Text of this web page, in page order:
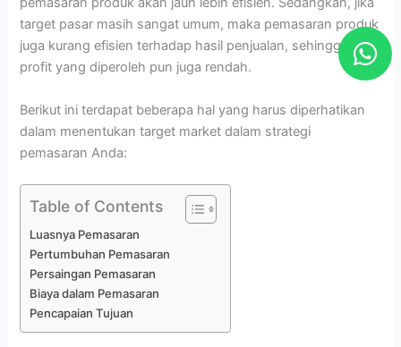
target pasar masih sangat umum, maka pemasaran produk
juga kurang efisien terhadap hasil penjualan, sehingga
profit yang diperoleh pun juga rendah.
Berikut ini terdapat beberapa hal yang harus diperhatikan
dalam menentukan target market dalam strategi
pemasaran Anda:
Table of Contents
Luasnya Pemasaran
Pertumbuhan Pemasaran
Persaingan Pemasaran
Biaya dalam Pemasaran
Pencapaian Tujuan
W
h
t